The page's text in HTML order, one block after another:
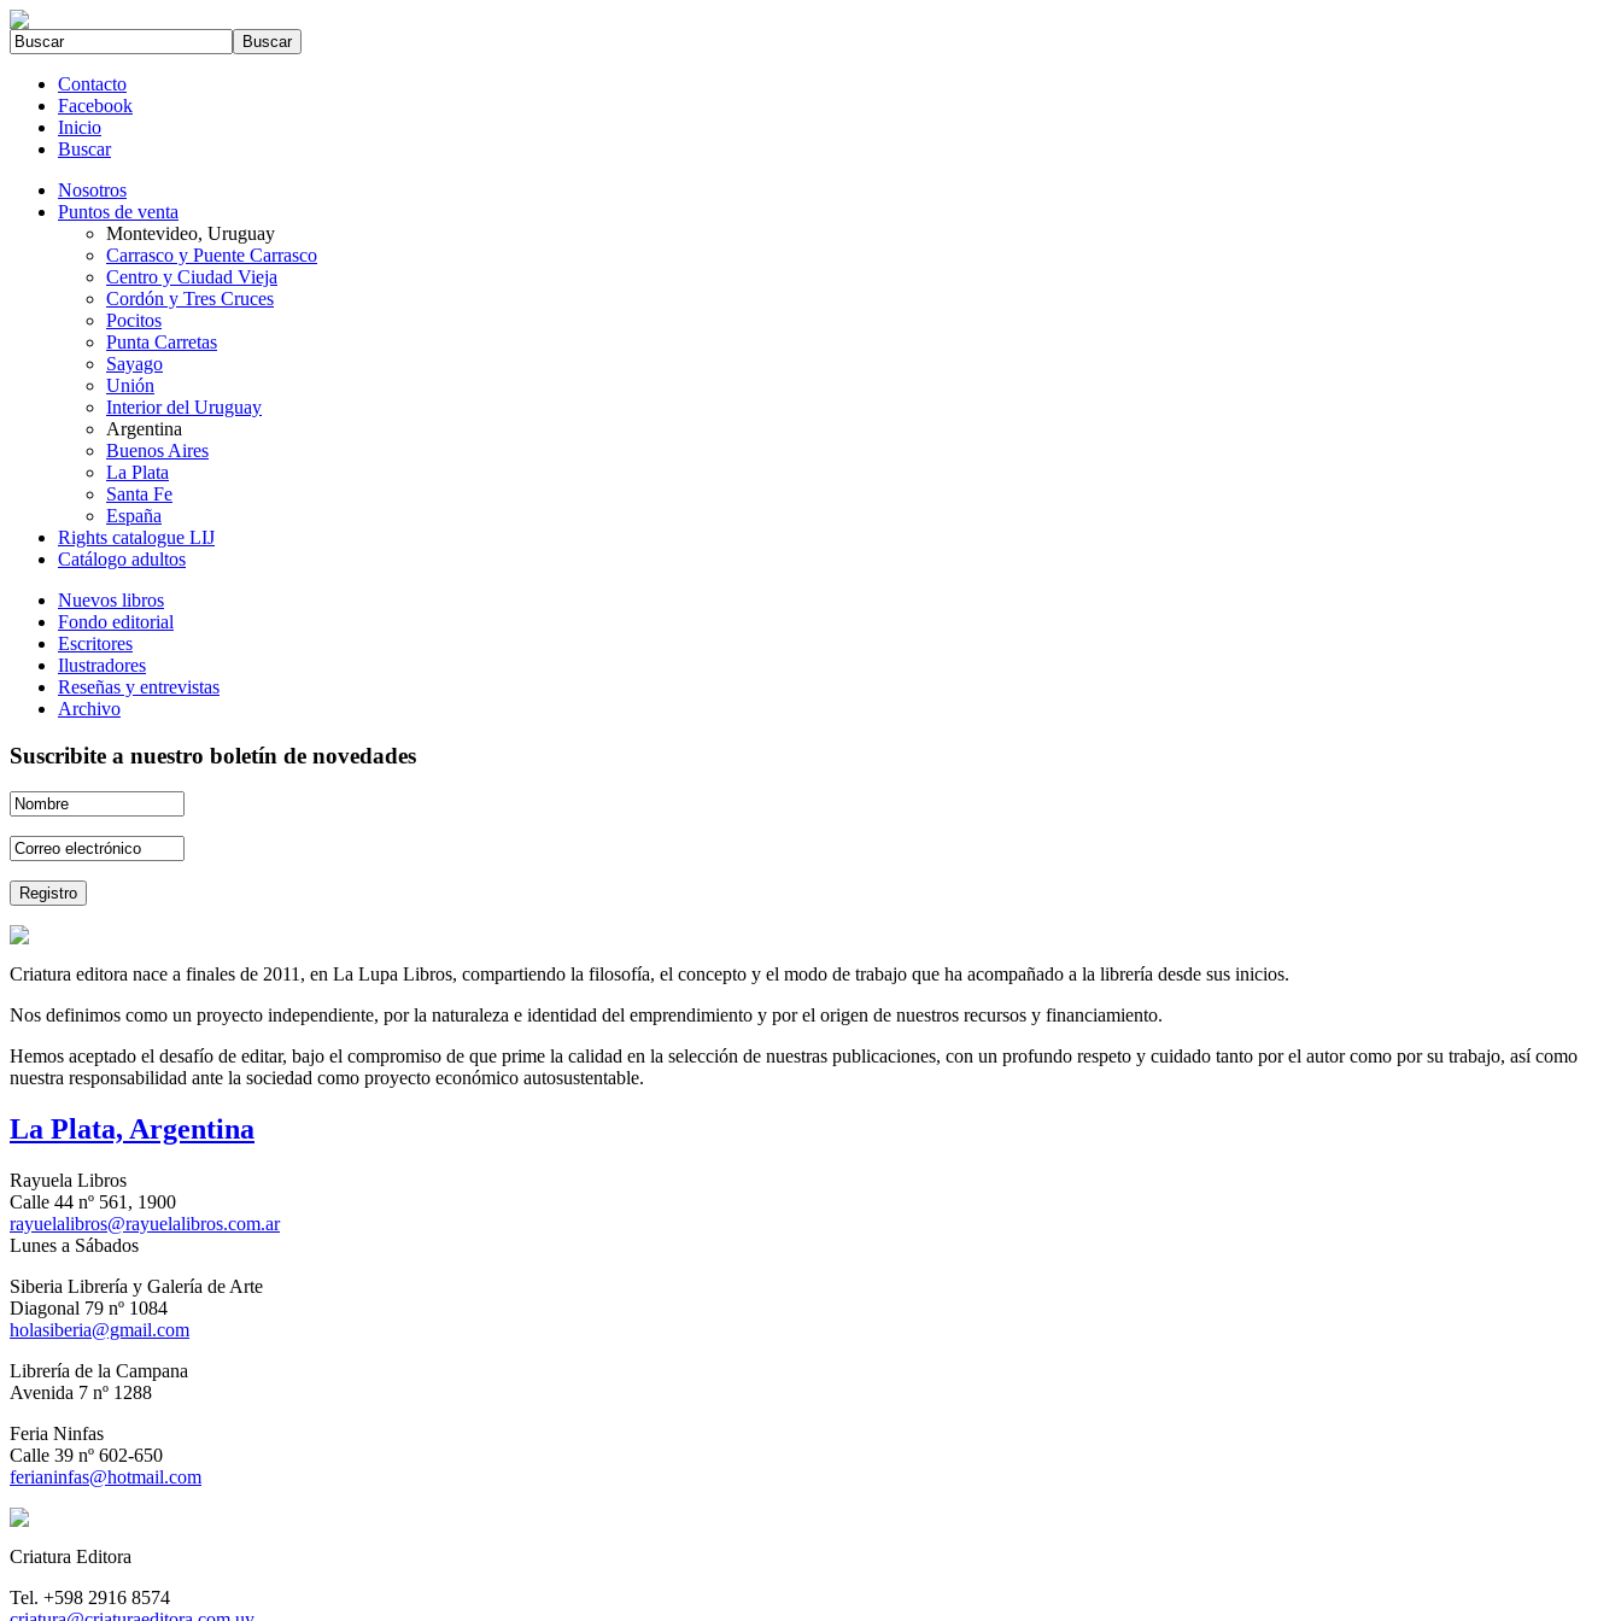
Contacto
Facebook
Inicio
Buscar
Nosotros
Puntos de venta
Montevideo, Uruguay
Carrasco y Puente Carrasco
Centro y Ciudad Vieja
Cordón y Tres Cruces
Pocitos
Punta Carretas
Sayago
Unión
Interior del Uruguay
Argentina
Buenos Aires
La Plata
Santa Fe
España
Rights catalogue LIJ
Catálogo adultos
Nuevos libros
Fondo editorial
Escritores
Ilustradores
Reseñas y entrevistas
Archivo
Suscribite a nuestro boletín de novedades
Criatura editora nace a finales de 2011, en La Lupa Libros, compartiendo la filosofía, el concepto y el modo de trabajo que ha acompañado a la librería desde sus inicios.
Nos definimos como un proyecto independiente, por la naturaleza e identidad del emprendimiento y por el origen de nuestros recursos y financiamiento.
Hemos aceptado el desafío de editar, bajo el compromiso de que prime la calidad en la selección de nuestras publicaciones, con un profundo respeto y cuidado tanto por el autor como por su trabajo, así como
nuestra responsabilidad ante la sociedad como proyecto económico autosustentable.
La Plata, Argentina
Rayuela Libros
Calle 44 nº 561, 1900
rayuelalibros@rayuelalibros.com.ar
Lunes a Sábados
Siberia Librería y Galería de Arte
Diagonal 79 nº 1084
holasiberia@gmail.com
Librería de la Campana
Avenida 7 nº 1288
Feria Ninfas
Calle 39 nº 602-650
ferianinfas@hotmail.com
Criatura Editora
Tel. +598 2916 8574